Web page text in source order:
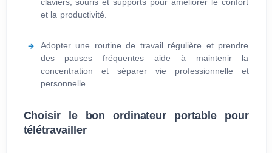
claviers, souris et supports pour améliorer le confort
et la productivité.
Adopter une routine de travail régulière et prendre
des pauses fréquentes aide à maintenir la
concentration et séparer vie professionnelle et
personnelle.
Choisir le bon ordinateur portable pour
télétravailler